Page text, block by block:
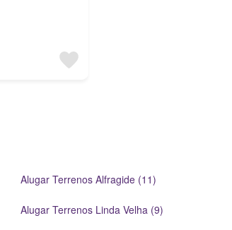
Alugar Terrenos Alfragide (11)
Alugar Terrenos Linda Velha (9)